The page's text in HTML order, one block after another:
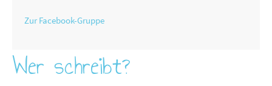
Zur Facebook-Gruppe
Wer schreibt?